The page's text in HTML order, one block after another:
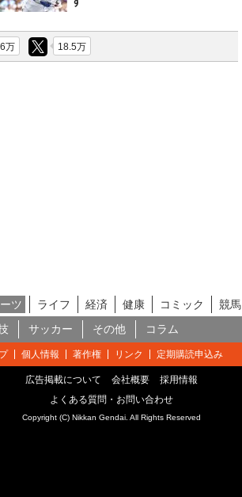
万 18.5万
ツ ライフ 経済 健康 コミック 競馬
サッカー その他 コラム
個人情報 著作権 リンク 定期購読申込み
広告掲載について 会社概要
採用情報
よくある質問・お問い合わせ
Copyright (C) Nikkan Gendai. All Rights Reserved